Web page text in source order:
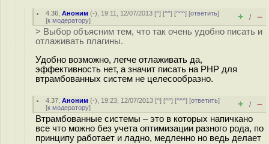
4.36 ,Аноним (-), 19:11, 12/07/2013 [^] [^^] [^^^] [ответить]
[к модератору] + / –
> Выбор объясним тем, что так очень удобно писать и
отлаживать плагины.
Удобно возможно, легче отлаживать да,
эффективность нет, а значит писать на PHP для
втрамбованных систем не целесообразно.
4.37 ,Аноним (-), 19:23, 12/07/2013 [^] [^^] [^^^] [ответить]
[к модератору] + / –
Втрамбованные системы – это в которых напичкано
все что можно без учета оптимизации разного рода, по
принципу работает и ладно, медленно но ведь делает